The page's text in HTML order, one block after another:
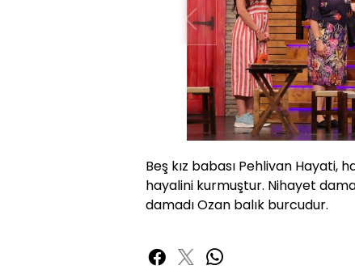
Beş kız babası Pehlivan Hayati,
hayalini kurmuştur. Nihayet
damadı Ozan balık burcudur.